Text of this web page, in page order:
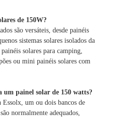
de 150W?
são versáteis, desde painéis
sistemas solares isolados da
solares para camping,
ou mini painéis solares com
um painel solar de 150 watts?
um ou dois bancos de
normalmente adequados,